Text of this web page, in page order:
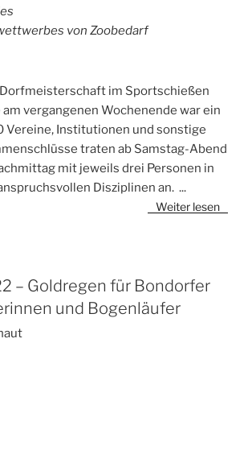
von Zoobedarf
im Sportschießen
vergangenen Wochenende war ein
Vereine, Institutionen und sonstige
traten ab Samstag-Abend
mit jeweils drei Personen in
Disziplinen an. ...
Weiter lesen
– Goldregen für Bondorfer
und Bogenläufer